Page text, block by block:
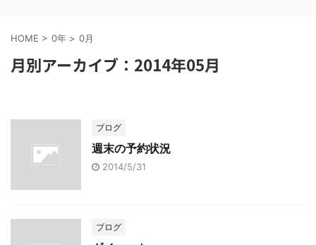
HOME > 0年 > 0月
月別アーカイブ：2014年05月
ブログ
週末の予約状況
2014/5/31
ブログ